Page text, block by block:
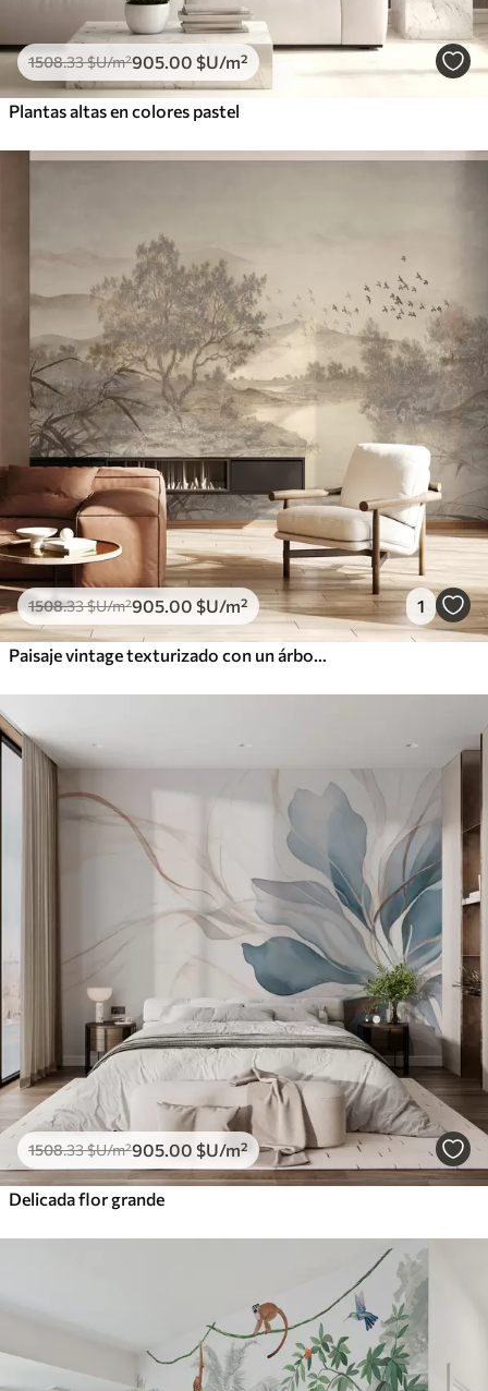
1508.33$U/m²905 .00 $U/m²
Plantas altas en colores pastel
1508.33$U/m²905 .00 $U/m² 1
1508.33$U/m²905 .00 $U/m²
Delicada flor grande